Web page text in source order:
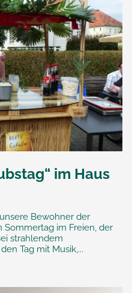
im Haus
Bewohner der
im Freien, der
strahlendem
Tag mit Musik,...